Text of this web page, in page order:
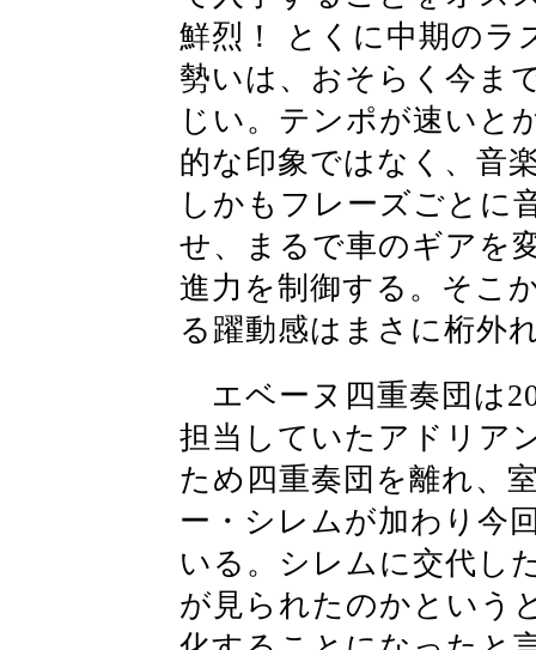
鮮烈！ とくに中期のラ
勢いは、おそらく今ま
じい。テンポが速いと
的な印象ではなく、音
しかもフレーズごとに
せ、まるで車のギアを
進力を制御する。そこ
る躍動感はまさに桁外
エベーヌ四重奏団は
担当していたアドリア
ため四重奏団を離れ、
ー・シレムが加わり今
いる。シレムに交代し
が見られたのかという